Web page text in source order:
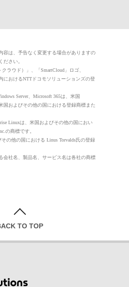
容は、予告なく変更する場合がありますの
ださい。
ラウド）」、「SmartCloud」ロゴ、
内におけるNTTドコモソリューションズの登
Server、Microsoft 365は、米国
国およびその他の国における登録商標また
Linuxは、米国およびその他の国におい
の商標です。
の他の国における Linus Torvalds氏の登録
会社名、製品名、サービス名は各社の商標
TO TOP